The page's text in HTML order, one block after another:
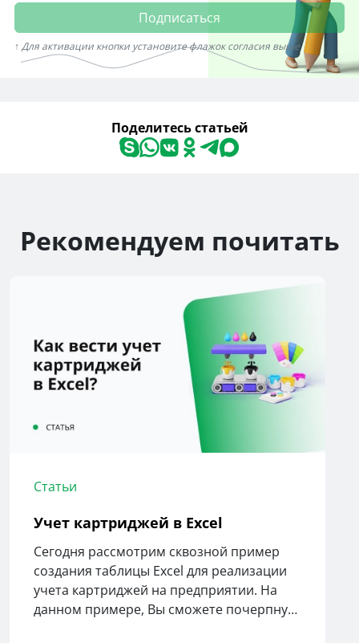
Подписаться
↑ Для активации кнопки установите флажок согласия выше
Поделитесь статьей
Рекомендуем почитать
Статьи
Учет картриджей в Excel
Сегодня рассмотрим сквозной пример
создания таблицы Excel для реализации
учета картриджей на предприятии. На
данном примере, Вы сможете почерпнуть